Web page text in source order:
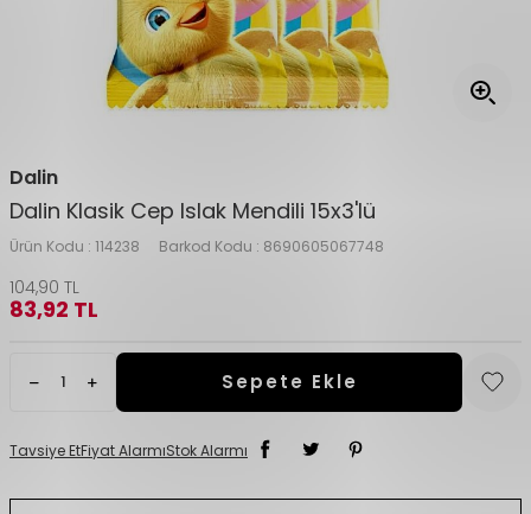
Dalin
Dalin Klasik Cep Islak Mendili 15x3'lü
Ürün Kodu : 114238 Barkod Kodu : 8690605067748
104,90 TL
83,92 TL
Sepete Ekle
Tavsiye EtFiyat AlarmıStok Alarmı